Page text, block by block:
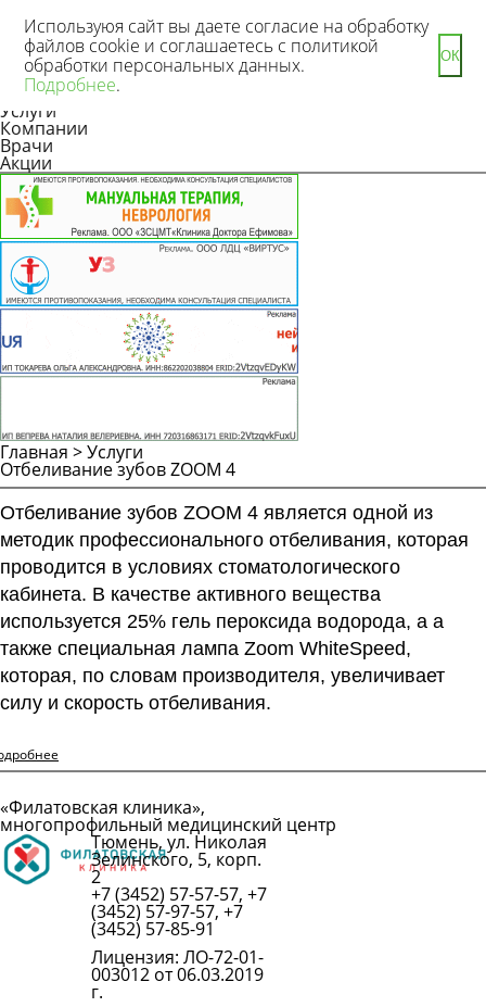
Новости
Статьи
Услуги
Компании
Врачи
Акции
Главная >Услуги
Отбеливание зубов ZOOM 4
Отбеливание зубов ZOOM 4 является одной из
методик профессионального отбеливания, которая
проводится в условиях стоматологического
кабинета. В качестве активного вещества
используется 25% гель пероксида водорода, а а
также специальная лампа Zoom WhiteSpeed,
которая, по словам производителя, увеличивает
силу и скорость отбеливания.
«Филатовская клиника»,
многопрофильный медицинский центр
Тюмень, ул. Николая
Зелинского, 5, корп.
2
+7 (3452) 57-57-57, +7
(3452) 57-97-57, +7
(3452) 57-85-91
Лицензия: ЛО-72-01-
003012 от 06.03.2019
г.
Используюя сайт вы даете согласие на обработку
файлов cookie и соглашаетесь с политикой
обработки персональных данных.
Подробнее.
ОК